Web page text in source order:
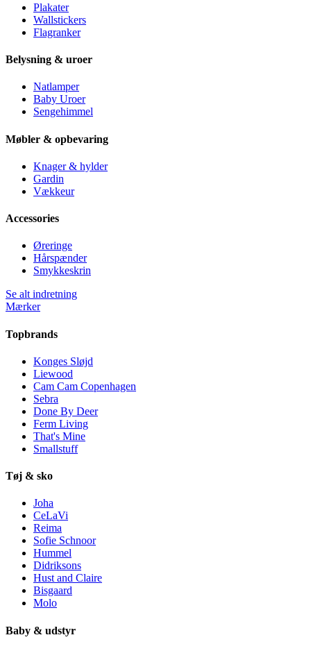
Plakater
Wallstickers
Flagranker
Belysning & uroer
Natlamper
Baby Uroer
Sengehimmel
Møbler & opbevaring
Knager & hylder
Gardin
Vækkeur
Accessories
Øreringe
Hårspænder
Smykkeskrin
Se alt indretning
Mærker
Topbrands
Konges Sløjd
Liewood
Cam Cam Copenhagen
Sebra
Done By Deer
Ferm Living
That's Mine
Smallstuff
Tøj & sko
Joha
CeLaVi
Reima
Sofie Schnoor
Hummel
Didriksons
Hust and Claire
Bisgaard
Molo
Baby & udstyr